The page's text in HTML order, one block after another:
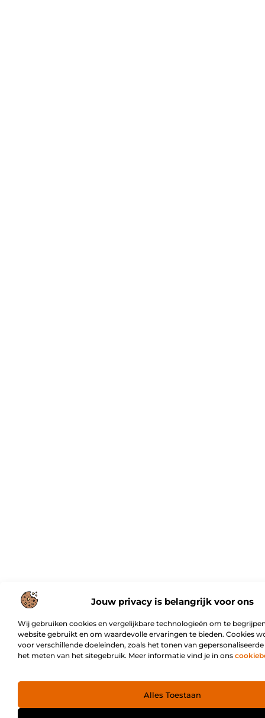
Jouw privacy is belangrijk voor ons
Wij gebruiken cookies en vergelijkbare technologieën om te
website gebruikt en om waardevolle ervaringen te bieden. Cookies
voor verschillende doeleinden, zoals het tonen van
het meten van het sitegebruik. Meer informatie vind je in ons
Alles Toestaan